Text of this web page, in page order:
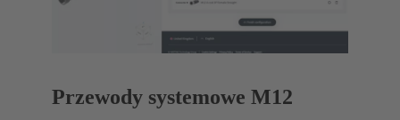
Przewody systemowe M12